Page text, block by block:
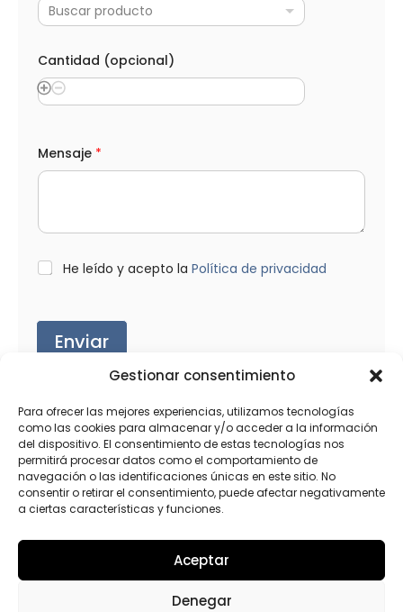
Gestionar consentimiento
Para ofrecer las mejores experiencias, utilizamos tecnologías
como las cookies para almacenar y/o acceder a la información
del dispositivo. El consentimiento de estas tecnologías nos
permitirá procesar datos como el comportamiento de
navegación o las identificaciones únicas en este sitio. No
consentir o retirar el consentimiento, puede afectar negativamente
a ciertas características y funciones.
Aceptar
Denegar
n
a
l
)
Buscar producto
Cantidad (opcional)
Mensaje *
L
*
He leído y acepto la Política de privacidad
Enviar
Productos relacionados